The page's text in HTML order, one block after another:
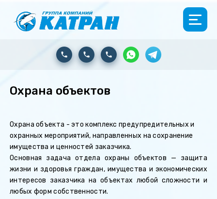
Охрана объектов
Охрана объекта - это комплекс предупредительных и
охранных мероприятий, направленных на сохранение
имущества и ценностей заказчика.
Основная задача отдела охраны объектов — защита
жизни и здоровья граждан, имущества и экономических
интересов заказчика на объектах любой сложности и
любых форм собственности.